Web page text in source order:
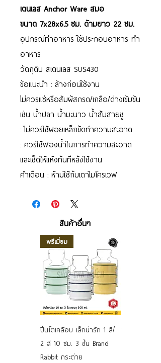
เตนเลส Anchor Ware สมอ
ขนาด 7x28x6.5 ซม. ด้ามยาว 22 ซม.
อุปกรณ์ทำอาหาร ใช้ประกอบอาหาร ทำ
อาหาร
วัตถุดิบ สเตนเลส SUS430
ข้อแนะนำ : ล้างก่อนใช้งาน
ไม่ควรแช่หรือสัมผัสกรด/เกลือ/ด่างเข้มข้น
เช่น น้ำปลา น้ำมะนาว น้ำส้มสายชู
: ไม่ควรใช้ฝอยเหล็กขัดทำความสะอาด
: ควรใช้ฟองน้ำในการทำความสะอาด
และเช็ดให้แห้งทันทีหลังใช้งาน
คำเตือน : ห้ามใช้กับเตาไมโครเวฟ
สินค้าอื่นๆ
พรีเมี่ยม
ปิ่นโตเคลือบ เล็กน่ารัก 1 สี/
2 สี 10 ซม. 3 ชั้น Brand
Rabbit กระต่าย
ชามเคลือบ